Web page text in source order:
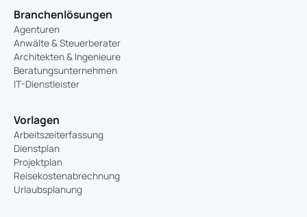
Branchenlösungen
Agenturen
Anwälte & Steuerberater
Architekten & Ingenieure
Beratungsunternehmen
IT-Dienstleister
Vorlagen
Arbeitszeiterfassung
Dienstplan
Projektplan
Reisekostenabrechnung
Urlaubsplanung